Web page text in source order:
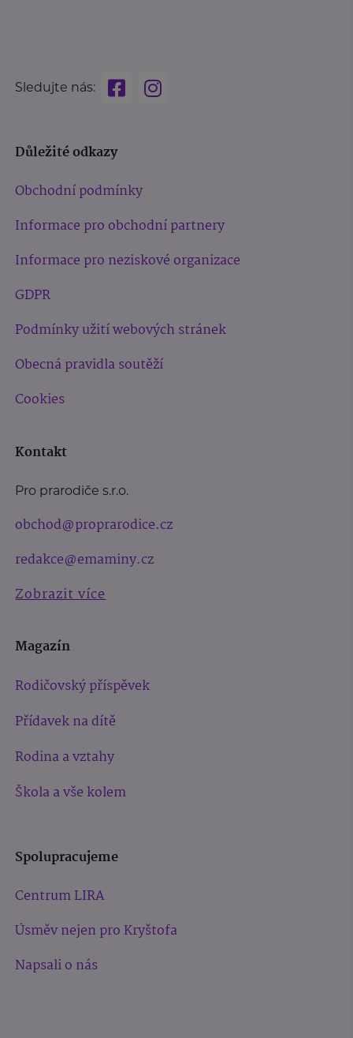
Sledujte nás:
Důležité odkazy
Obchodní podmínky
Informace pro obchodní partnery
Informace pro neziskové organizace
GDPR
Podmínky užití webových stránek
Obecná pravidla soutěží
Cookies
Kontakt
Pro prarodiče s.r.o.
obchod@proprarodice.cz
redakce@emaminy.cz
Zobrazit více
Magazín
Rodičovský příspěvek
Přídavek na dítě
Rodina a vztahy
Škola a vše kolem
Spolupracujeme
Centrum LIRA
Úsměv nejen pro Kryštofa
Napsali o nás